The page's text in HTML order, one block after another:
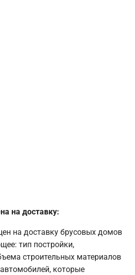
на доставку:
на доставку брусовых домов
тип постройки,
строительных материалов
которые